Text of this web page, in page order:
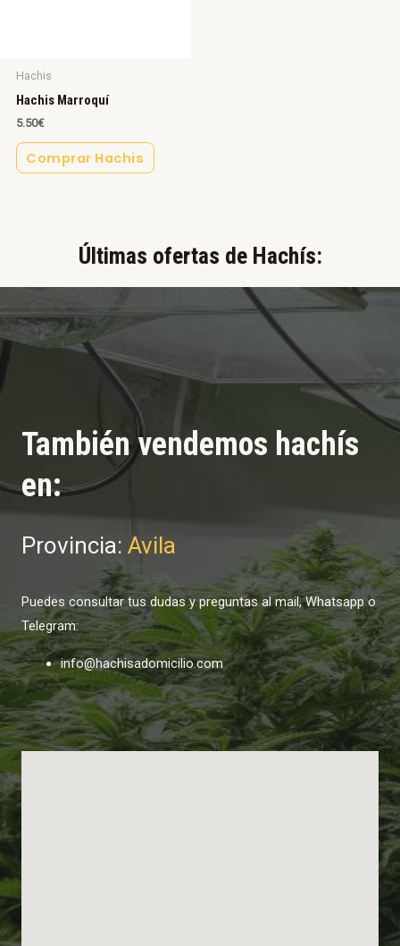
Hachis
Hachis Marroquí
5.50€
Comprar Hachis
Últimas ofertas de Hachís:​
También vendemos hachís
en:
Provincia: Avila
Puedes consultar tus dudas y preguntas al mail, Whatsapp o
Telegram:
info@hachisadomicilio.com